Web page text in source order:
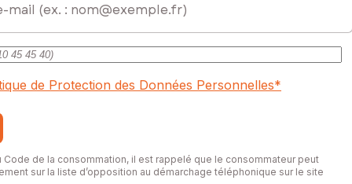
de Protection des Données Personnelles*
Code de la consommation, il est rappelé que le consommateur peut
sur la liste d’opposition au démarchage téléphonique sur le site